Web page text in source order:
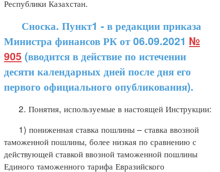
Республики Казахстан.
Сноска. Пункт1 - в редакции приказа
Министра финансов РК от 06.09.2021 №
905 (вводится в действие по истечении
десяти календарных дней после дня его
первого официального опубликования).
2. Понятия, используемые в настоящей Инструкции:
1) пониженная ставка пошлины – ставка ввозной
таможенной пошлины, более низкая по сравнению с
действующей ставкой ввозной таможенной пошлины
Единого таможенного тарифа Евразийского